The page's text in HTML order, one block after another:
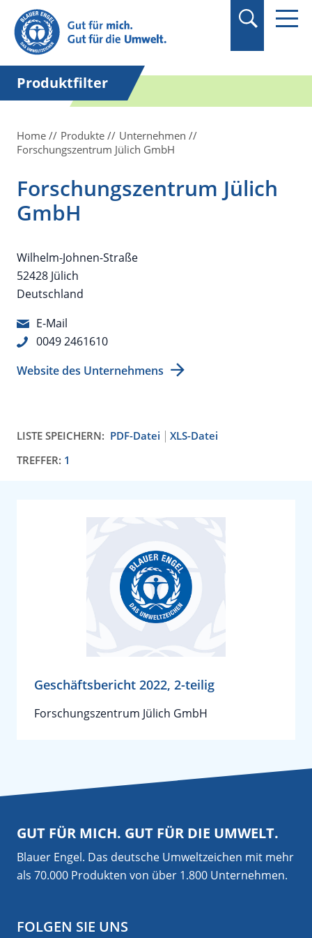
Suchbegriff in
Anführungszeichen
setzen.
Produktfilter
Home Produkte
Unternehmen
Forschungszentrum Jülich GmbH
Forschungszentrum Jülich
GmbH
Wilhelm-Johnen-Straße
52428 Jülich
Deutschland
E-Mail
0049 2461610
Website des Unternehmens
LISTE SPEICHERN: PDF-Datei
XLS-Datei
TREFFER: 1
Geschäftsbericht 2022, 2-teilig
Forschungszentrum Jülich GmbH
GUT FÜR MICH. GUT FÜR DIE UMWELT.
Blauer Engel. Das deutsche Umweltzeichen mit mehr
als 70.000 Produkten von über 1.800 Unternehmen.
FOLGEN SIE UNS